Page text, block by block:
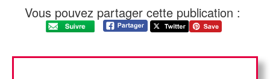
Vous pouvez partager cette publication :